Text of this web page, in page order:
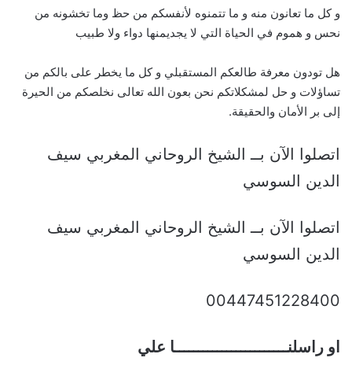
و كل ما تعانون منه و ما تتمنوه لأنفسكم من حظ وما تخشونه من
نحس و هموم في الحياة التي لا يجديمنها دواء ولا طبيب
هل تودون معرفة طالعكم المستقبلي و كل ما يخطر على بالكم من
تساؤلات و حل لمشكلاتكم نحن بعون الله تعالى نخلصكم من الحيرة
إلى بر الأمان والحقيقة.
اتصلوا الآن بــ الشيخ الروحاني المغربي سيف
الدين السوسي
اتصلوا الآن بــ الشيخ الروحاني المغربي سيف
الدين السوسي
00447451228400
او راسلنــــــــــــــــــــــــا علي